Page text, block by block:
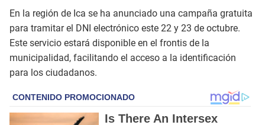
En la región de Ica se ha anunciado una campaña gratuita
para tramitar el DNI electrónico este 22 y 23 de octubre.
Este servicio estará disponible en el frontis de la
municipalidad, facilitando el acceso a la identificación
para los ciudadanos.